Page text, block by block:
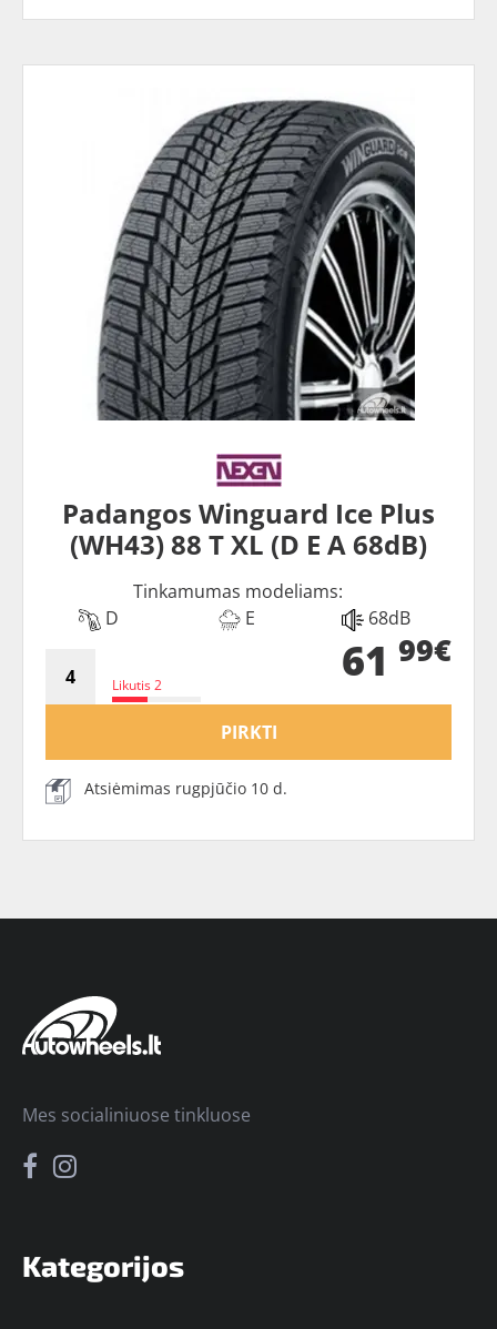
Padangos Winguard Ice Plus
(WH43) 88 T XL (D E A 68dB)
Tinkamumas modeliams:
D
E 68dB
Likutis 2 61 99€
PIRKTI
Atsiėmimas rugpjūčio 10 d.
Kategorijos
Mes socialiniuose tinkluose